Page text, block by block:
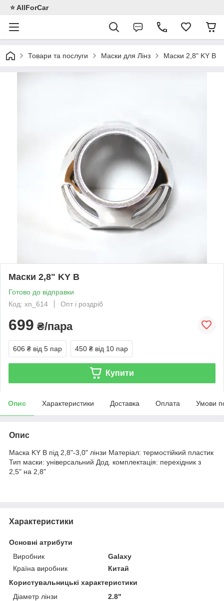
⭐️ AllForCar
Товари та послуги Маски для Лінз Маски 2,8" KY B
Маски 2,8" KY B
Готово до відправки
Код: xn_614
Опт і роздріб
699 ₴/пара
606 ₴ від 5 пар 450 ₴ від 10 пар
Купити
Опис Характеристики Доставка Оплата Умови
Опис
Маска KY B під 2,8"-3,0" лінзи Матеріал: термостійкий пластик
Тип маски: універсальний Дод. комплектація: перехідник з
2,5" на 2,8"
Характеристики
Основні атрибути
Виробник
Galaxy
Країна виробник
Китай
Користувальницькі характеристики
Діаметр лінзи
2.8"